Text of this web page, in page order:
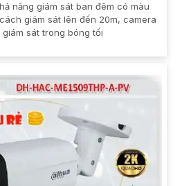
năng giám sát ban đêm có màu
giám sát lên đến 20m, camera
sát trong bóng tối